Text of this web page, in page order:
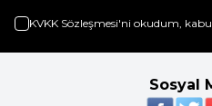
KVKK Sözleşmesi'ni okudum,
Sosyal